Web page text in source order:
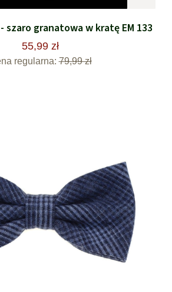
szaro granatowa w kratę EM 133
55,99 zł
regularna: 79,99 zł